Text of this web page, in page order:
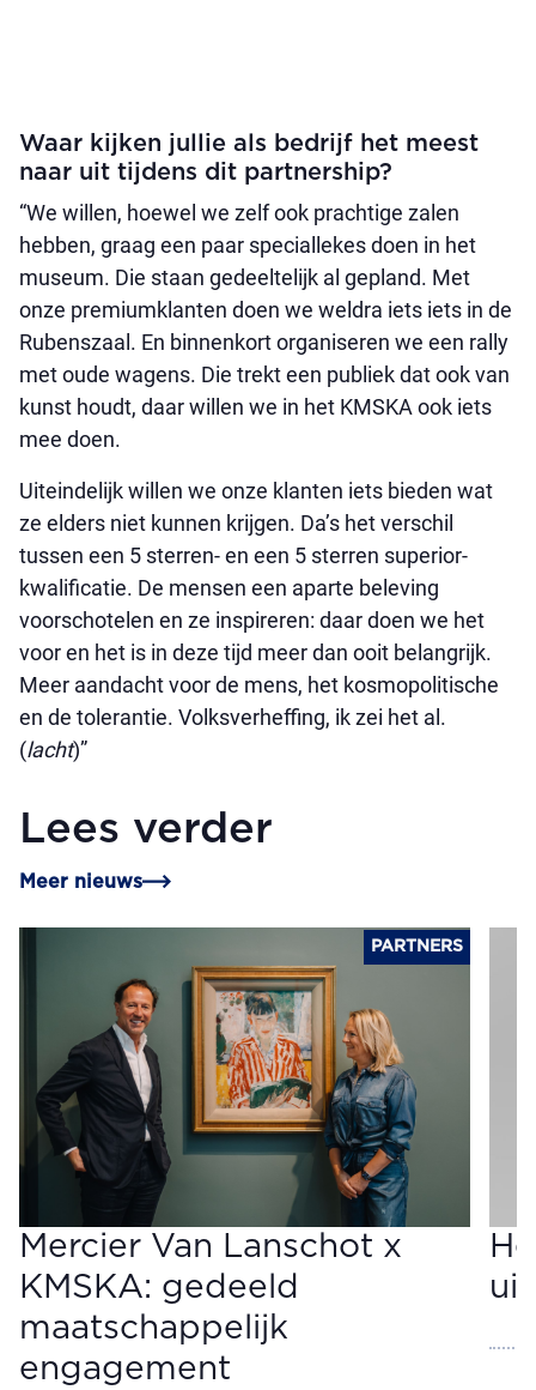
Waar kijken jullie als bedrijf het meest
naar uit tijdens dit partnership?
“We willen, hoewel we zelf ook prachtige zalen
hebben, graag een paar speciallekes doen in het
museum. Die staan gedeeltelijk al gepland. Met
onze premiumklanten doen we weldra iets iets in de
Rubenszaal. En binnenkort organiseren we een rally
met oude wagens. Die trekt een publiek dat ook van
kunst houdt, daar willen we in het KMSKA ook iets
mee doen.
Uiteindelijk willen we onze klanten iets bieden wat
ze elders niet kunnen krijgen. Da’s het verschil
tussen een 5 sterren- en een 5 sterren superior-
kwalificatie. De mensen een aparte beleving
voorschotelen en ze inspireren: daar doen we het
voor en het is in deze tijd meer dan ooit belangrijk.
Meer aandacht voor de mens, het kosmopolitische
en de tolerantie. Volksverheffing, ik zei het al.
(lacht)”
Lees verder
Meer nieuws
PARTNERS
Mercier Van Lanschot x
KMSKA: gedeeld
maatschappelijk
engagement